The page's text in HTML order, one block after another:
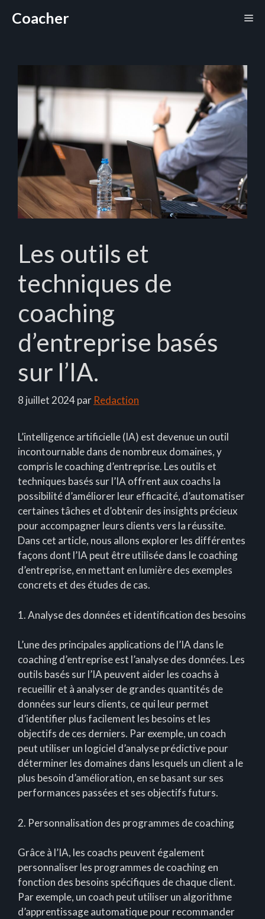
Coacher
Les outils et
techniques de
coaching
d’entreprise basés
sur l’IA.
8 juillet 2024par Redaction
L’intelligence artificielle (IA) est devenue un outil
incontournable dans de nombreux domaines, y
compris le coaching d’entreprise. Les outils et
techniques basés sur l’IA offrent aux coachs la
possibilité d’améliorer leur efficacité, d’automatiser
certaines tâches et d’obtenir des insights précieux
pour accompagner leurs clients vers la réussite.
Dans cet article, nous allons explorer les différentes
façons dont l’IA peut être utilisée dans le coaching
d’entreprise, en mettant en lumière des exemples
concrets et des études de cas.
1. Analyse des données et identification des besoins
L’une des principales applications de l’IA dans le
coaching d’entreprise est l’analyse des données. Les
outils basés sur l’IA peuvent aider les coachs à
recueillir et à analyser de grandes quantités de
données sur leurs clients, ce qui leur permet
d’identifier plus facilement les besoins et les
objectifs de ces derniers. Par exemple, un coach
peut utiliser un logiciel d’analyse prédictive pour
déterminer les domaines dans lesquels un client a le
plus besoin d’amélioration, en se basant sur ses
performances passées et ses objectifs futurs.
2. Personnalisation des programmes de coaching
Grâce à l’IA, les coachs peuvent également
personnaliser les programmes de coaching en
fonction des besoins spécifiques de chaque client.
Par exemple, un coach peut utiliser un algorithme
d’apprentissage automatique pour recommander